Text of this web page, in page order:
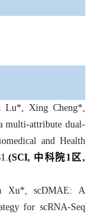
Lu*, Xing Cheng*,
multi-attribute dual-
and Health
(SCI, 中科院1区,
Xu*, scDMAE: A
for scRNA-Seq